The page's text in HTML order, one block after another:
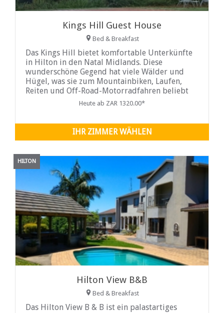
Kings Hill Guest House
Bed & Breakfast
Das Kings Hill bietet komfortable Unterkünfte
in Hilton in den Natal Midlands. Diese
wunderschöne Gegend hat viele Wälder und
Hügel, was sie zum Mountainbiken, Laufen,
Reiten und Off-Road-Motorradfahren beliebt
Heute ab ZAR 1320.00*
IHR ZIMMER WÄHLEN
HILTON
Hilton View B&B
Bed & Breakfast
Das Hilton View B & B ist ein palastartiges